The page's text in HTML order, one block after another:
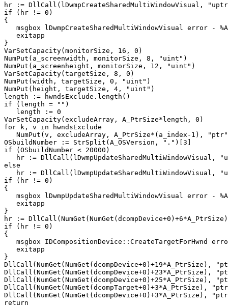
hr := DllCall(lDwmpCreateSharedMultiWindowVisual,
if (hr != 0)
{
msgbox lDwmpCreateSharedMultiWindowVisual error -
   exitapp
}
VarSetCapacity(monitorSize, 16, 0)
NumPut(a_screenwidth, monitorSize, 8, "uint")
NumPut(a_screenheight, monitorSize, 12, "uint")
VarSetCapacity(targetSize, 8, 0)
NumPut(width, targetSize, 0, "uint")
NumPut(height, targetSize, 4, "uint")
length := hwndsExclude.length()
if (length = "")
   length := 0
VarSetCapacity(excludeArray, A_PtrSize*length, 0)
for k, v in hwndsExclude
NumPut(v, excludeArray, A_PtrSize*(a_index-1),
OSbuildNumber := StrSplit(A_OSVersion, ".")[3]
if (OSbuildNumber < 20000)
hr := DllCall(lDwmpUpdateSharedMultiWindowVisual,
else
hr := DllCall(lDwmpUpdateSharedMultiWindowVisual,
if (hr != 0)
{
msgbox lDwmpUpdateSharedMultiWindowVisual error -
   exitapp
}
hr :=
if (hr != 0)
{
msgbox IDCompositionDevice::CreateTargetForHwnd
   exitapp
}
DllCall(NumGet(NumGet(dcompDevice+0)+3*A_PtrSize),
return